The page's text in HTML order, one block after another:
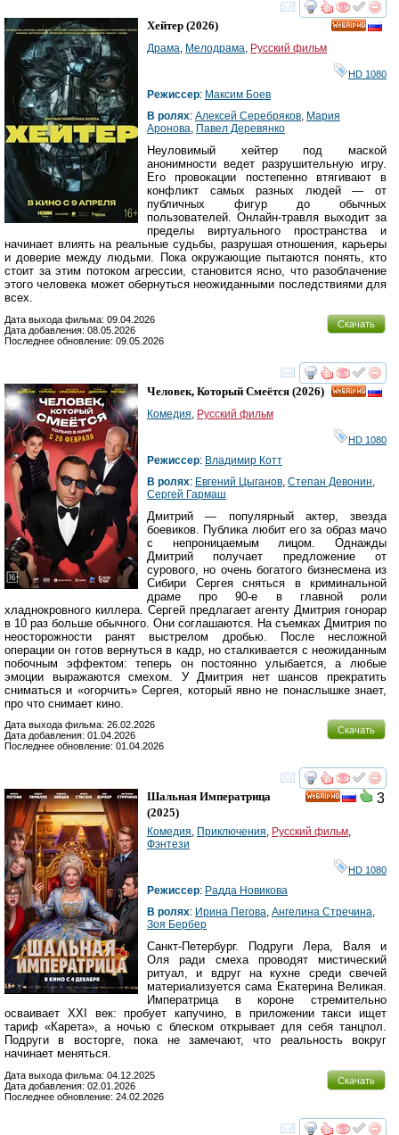
смотреть
Хейтер (2026)
Драма Мелодрама Русский фильм
HD 1080
Режиссер: Максим Боев
В ролях: Алексей Серебряков Мария
Аронова Павел Деревянко
Неуловимый хейтер под маской
анонимности ведет разрушительную игру.
Его провокации постепенно втягивают в
конфликт самых разных людей — от
публичных фигур до обычных
пользователей. Онлайн-травля выходит за
пределы виртуального пространства и
начинает влиять на реальные судьбы, разрушая отношения, карьеры
и доверие между людьми. Пока окружающие пытаются понять, кто
стоит за этим потоком агрессии, становится ясно, что разоблачение
этого человека может обернуться неожиданными последствиями для
всех.
Скачать
Дата выхода фильма: 09.04.2026
Дата добавления: 08.05.2026
Последнее обновление: 09.05.2026
смотреть
Человек, Который Смеётся (2026)
Комедия Русский фильм
HD 1080
Режиссер: Владимир Котт
В ролях: Евгений Цыганов Степан Девонин
Сергей Гармаш
Дмитрий — популярный актер, звезда
боевиков. Публика любит его за образ мачо
с непроницаемым лицом. Однажды
Дмитрий получает предложение от
сурового, но очень богатого бизнесмена из
Сибири Сергея сняться в криминальной
драме про 90-е в главной роли
хладнокровного киллера. Сергей предлагает агенту Дмитрия гонорар
в 10 раз больше обычного. Они соглашаются. На съемках Дмитрия по
неосторожности ранят выстрелом дробью. После несложной
операции он готов вернуться в кадр, но сталкивается с неожиданным
побочным эффектом: теперь он постоянно улыбается, а любые
эмоции выражаются смехом. У Дмитрия нет шансов прекратить
сниматься и «огорчить» Сергея, который явно не понаслышке знает,
про что снимает кино.
Скачать
Дата выхода фильма: 26.02.2026
Дата добавления: 01.04.2026
Последнее обновление: 01.04.2026
смотреть
3
Шальная Императрица
(2025)
Комедия, Приключения, Русский фильм,
Фэнтези
HD 1080
Режиссер: Радда Новикова
В ролях: Ирина Пегова, Ангелина Стречина,
Зоя Бербер
Санкт-Петербург. Подруги Лера, Валя и
Оля ради смеха проводят мистический
ритуал, и вдруг на кухне среди свечей
материализуется сама Екатерина Великая.
Императрица в короне стремительно
осваивает XXI век: пробует капучино, в приложении такси ищет
тариф «Карета», а ночью с блеском открывает для себя танцпол.
Подруги в восторге, пока не замечают, что реальность вокруг
начинает меняться.
Скачать
Дата выхода фильма: 04.12.2025
Дата добавления: 02.01.2026
Последнее обновление: 24.02.2026